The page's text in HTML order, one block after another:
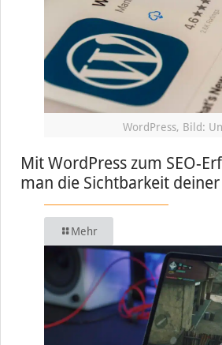
WordPress, Bild:
Mit WordPress zum SEO-
man die Sichtbarkeit
Mehr